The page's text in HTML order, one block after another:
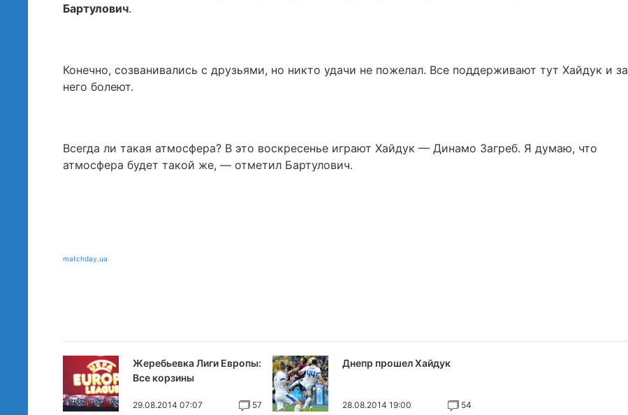
Бартулович.
Конечно, созванивались с друзьями, но никто удачи не пожелал. Все поддерживают тут Хайдук и за
него болеют.
Всегда ли такая атмосфера? В это воскресенье играют Хайдук — Динамо Загреб. Я думаю, что
атмосфера будет такой же, — отметил Бартулович.
matchday.ua
Жеребьевка Лиги Европы:
Все корзины
29.08.2014 07:07 57
Днепр прошел Хайдук
28.08.2014 19:00 54